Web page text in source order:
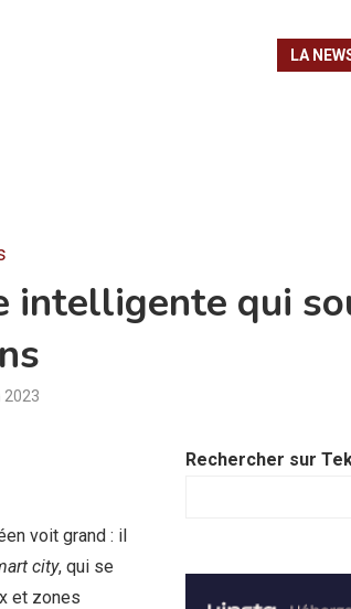
LA
intelligente qui
2023
voit grand : il
city, qui se
et zones
Rechercher sur